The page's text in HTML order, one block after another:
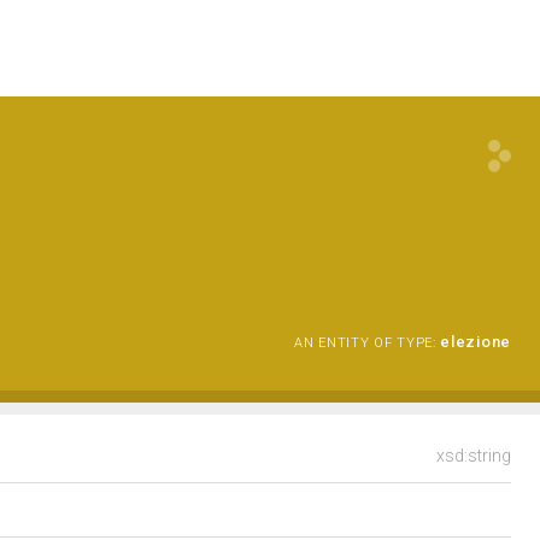
AN ENTITY OF TYPE: elezione
xsd:string